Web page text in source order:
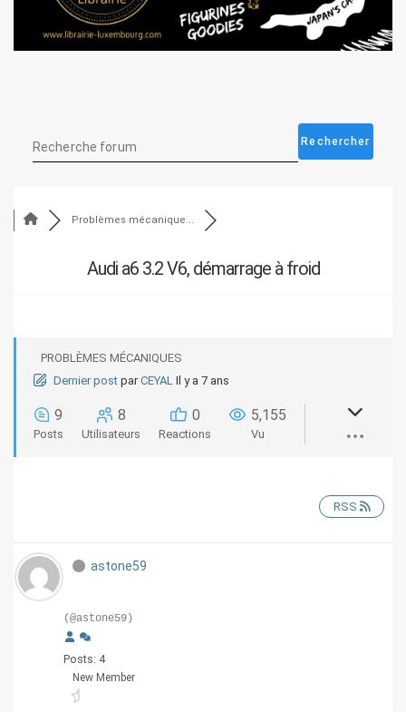
Problèmes mécanique...
Audi a6 3.2 V6, démarrage à froid
PROBLÈMES MÉCANIQUES
Dernier post par CEYAL Il y a 7 ans
9
Posts
8
Utilisateurs
0
Reactions
5,155
Vu
RSS
astone59
(@astone59)
Posts: 4
New Member